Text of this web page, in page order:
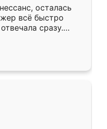
осталась
всё быстро
сразу.
подошёл к
Собрали
аккуратно, даже